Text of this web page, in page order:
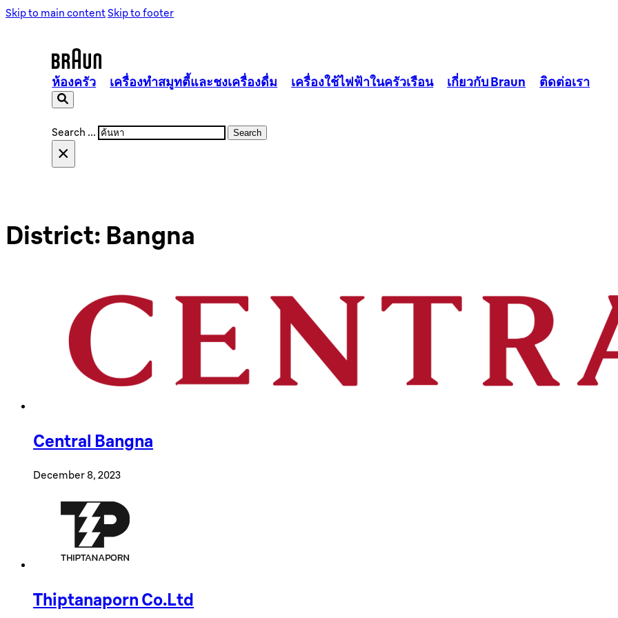
Skip to main contentSkip to footer
ห้องครัว เครื่องทำสมูทตี้และชงเครื่องดื่ม เครื่องใช้ไฟฟ้าในครัวเรือน เกี่ยวกับ Braun ติดต่อเรา
Search ... Search
×
District: Bangna
Central Bangna
December 8, 2023
Thiptanaporn Co.Ltd
ประเภทของเครื่องปั่น
เครื่องปิ้งขนมปัง